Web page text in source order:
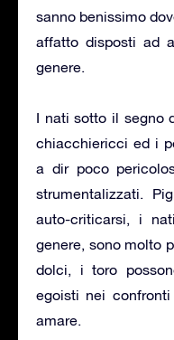
sanno benissimo
affatto disposti ad
genere.
I nati sotto il segno
chiacchiericci ed i
a dir poco
strumentalizzati.
auto-criticarsi, i
genere, sono molto
dolci, i toro
egoisti nei
amare.